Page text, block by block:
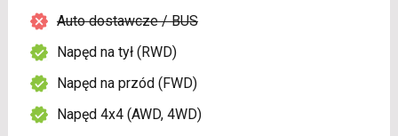
Auto dostawcze / BUS
Napęd na tył (RWD)
Napęd na przód (FWD)
Napęd 4x4 (AWD, 4WD)